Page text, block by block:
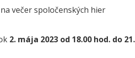
večer spoločenských hier
2. mája 2023 od 18.00 hod. do